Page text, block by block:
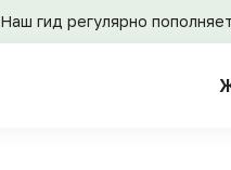
Наш гид регулярно